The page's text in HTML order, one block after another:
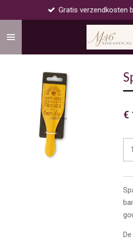
naar
Gratis verzendkosten
€